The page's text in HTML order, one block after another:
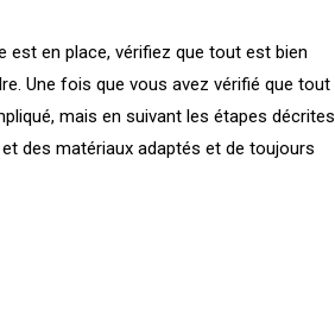
est en place, vérifiez que tout est bien
Une fois que vous avez vérifié que tout
mais en suivant les étapes décrites
des matériaux adaptés et de toujours